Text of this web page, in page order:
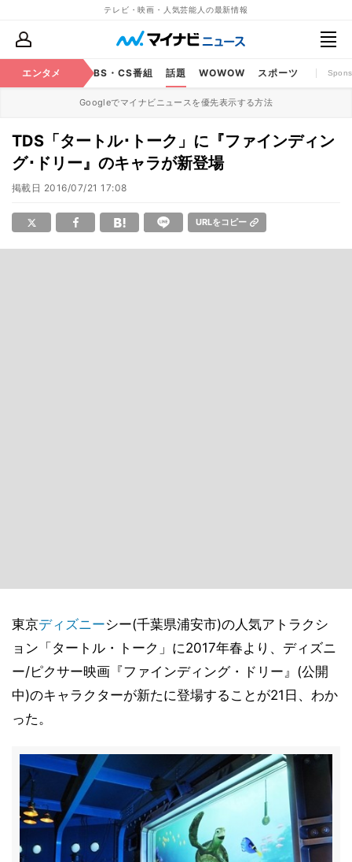
テレビ・映画・人気芸能人の最新情報
エンタメ
映画 YouTube BS・CS番組 話題 WOWOW スポーツ
Googleでマイナビニュースを優先表示する方法
TDS「タートル･トーク」に『ファインディン
グ･ドリー』のキャラが新登場
掲載日 2016/07/21 17:08
URLをコピー
東京ディズニーシー(千葉県浦安市)の人気アトラクシ
ョン「タートル・トーク」に2017年春より、ディズニ
ー/ピクサー映画『ファインディング・ドリー』(公開
中)のキャラクターが新たに登場することが21日、わか
った。